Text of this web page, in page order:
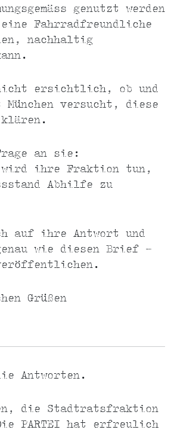
genutzt werden
Fahrradfreundliche
nachhaltig
ersichtlich, ob und
versucht, diese
an sie:
wird ihre Fraktion tun,
Abhilfe zu
auf ihre Antwort und
wie diesen Brief -
Grüßen
Antworten.
die Stadtratsfraktion
PARTEI hat erfreulich